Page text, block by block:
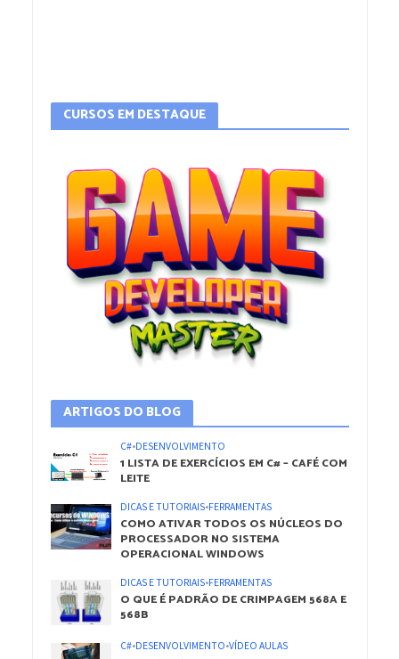
CURSOS EM DESTAQUE
ARTIGOS DO BLOG
C#•DESENVOLVIMENTO
1 LISTA DE EXERCÍCIOS EM C# – CAFÉ COM
LEITE
DICAS E TUTORIAIS•FERRAMENTAS
COMO ATIVAR TODOS OS NÚCLEOS DO
PROCESSADOR NO SISTEMA
OPERACIONAL WINDOWS
DICAS E TUTORIAIS•FERRAMENTAS
O QUE É PADRÃO DE CRIMPAGEM 568A E
568B
C#•DESENVOLVIMENTO•VÍDEO AULAS